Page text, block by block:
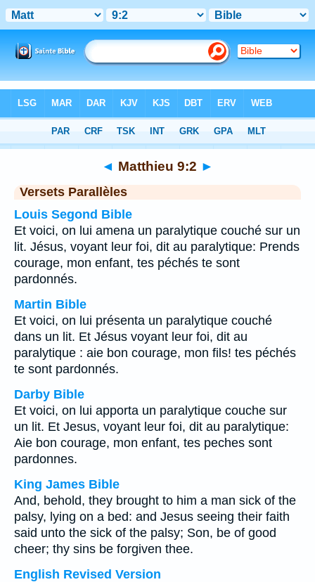
Chapitre 9 > Verset 2
◄ Matthieu 9:2 ►
Versets Parallèles
Louis Segond Bible
Et voici, on lui amena un paralytique couché sur un
lit. Jésus, voyant leur foi, dit au paralytique: Prends
courage, mon enfant, tes péchés te sont
pardonnés.
Martin Bible
Et voici, on lui présenta un paralytique couché
dans un lit. Et Jésus voyant leur foi, dit au
paralytique : aie bon courage, mon fils! tes péchés
te sont pardonnés.
Darby Bible
Et voici, on lui apporta un paralytique couche sur
un lit. Et Jesus, voyant leur foi, dit au paralytique:
Aie bon courage, mon enfant, tes peches sont
pardonnes.
King James Bible
And, behold, they brought to him a man sick of the
palsy, lying on a bed: and Jesus seeing their faith
said unto the sick of the palsy; Son, be of good
cheer; thy sins be forgiven thee.
English Revised Version